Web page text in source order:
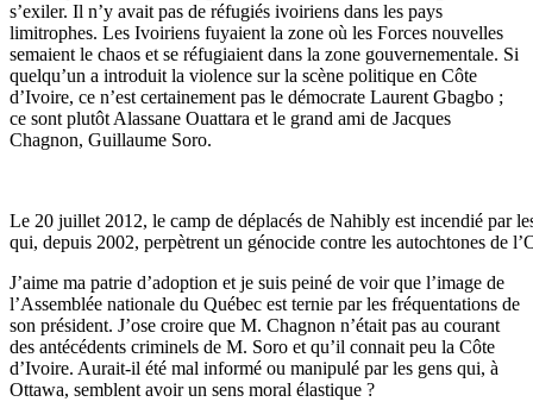
s’exiler. Il n’y avait pas de réfugiés ivoiriens dans les pays
limitrophes. Les Ivoiriens fuyaient la zone où les Forces nouvelles
semaient le chaos et se réfugiaient dans la zone gouvernementale. Si
quelqu’un a introduit la violence sur la scène politique en Côte
d’Ivoire, ce n’est certainement pas le démocrate Laurent Gbagbo ;
ce sont plutôt Alassane Ouattara et le grand ami de Jacques
Chagnon, Guillaume Soro.
Le 20 juillet 2012, le camp de déplacés de Nahibly est incendié par
qui, depuis 2002, perpètrent un génocide contre les autochtones de
J’aime ma patrie d’adoption et je suis peiné de voir que l’image de
l’Assemblée nationale du Québec est ternie par les fréquentations de
son président. J’ose croire que M. Chagnon n’était pas au courant
des antécédents criminels de M. Soro et qu’il connait peu la Côte
d’Ivoire. Aurait-il été mal informé ou manipulé par les gens qui, à
Ottawa, semblent avoir un sens moral élastique ?